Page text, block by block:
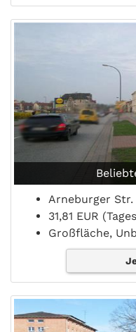
Arneburger Str.
31,81 EUR
Großfläche,